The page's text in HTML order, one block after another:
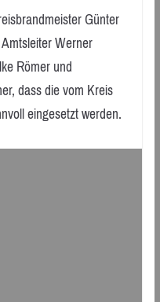
Günter
Werner
Römer und
dass die vom Kreis
eingesetzt werden.